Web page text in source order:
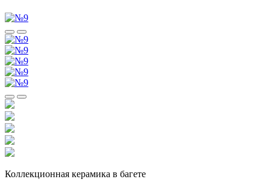
Коллекционная керамика в багете